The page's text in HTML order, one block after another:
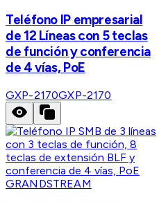
Teléfono IP empresarial
de 12 Líneas con 5 teclas
de función y conferencia
de 4 vías, PoE
GXP-2170GXP-2170
GRANDSTREAM